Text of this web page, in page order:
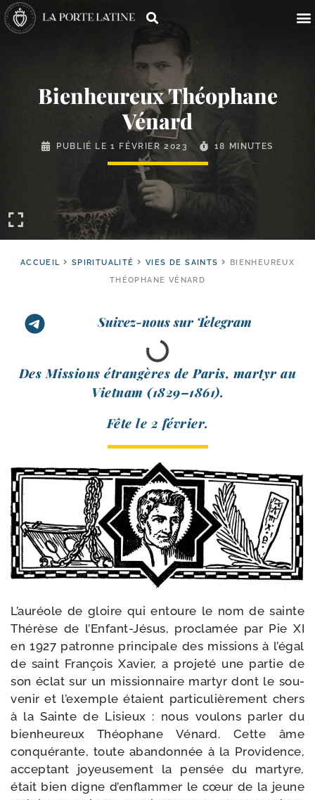
Bienheureux Théophane
Vénard
PUBLIÉ LE1 FÉVRIER 2023 18 MINUTES
ACCUEIL SPIRITUALITÉ VIES DE SAINTS
BIENHEUREUX
THÉOPHANE VÉNARD
Suivez-nous sur Telegram
Des Missions étran­gères de Paris, mar­tyr au
Vietnam (1829–1861).
Fête le 2 février.
L’auréole de gloire qui entoure le nom de sainte
Thérèse de l’Enfant-Jésus, pro­cla­mée par Pie XI
en 1927 patronne prin­cipale des mis­sions à l’égal
de saint François Xavier, a pro­je­té une par­tie de
son éclat sur un mis­sion­naire mar­tyr dont le sou­
ve­nir et l’exemple étaient par­ti­cu­liè­re­ment chers
à la Sainte de Lisieux : nous vou­lons par­ler du
bien­heu­reux Théophane Vénard. Cette âme
conqué­rante, toute aban­don­née à la Providence,
accep­tant joyeuse­ment la pen­sée du mar­tyre,
était bien digne d’enflammer le cœur de la jeune